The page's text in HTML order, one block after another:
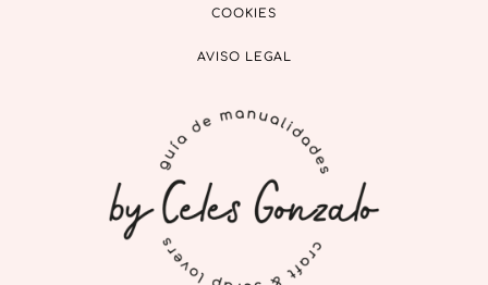
COOKIES
AVISO LEGAL